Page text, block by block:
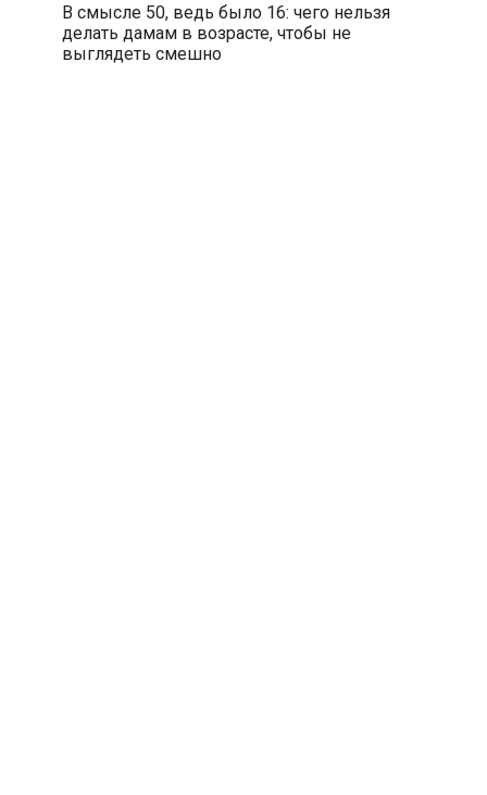
В смысле 50, ведь было 16: чего нельзя
делать дамам в возрасте, чтобы не
выглядеть смешно